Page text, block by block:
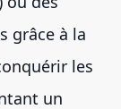
grâce à la
les
un